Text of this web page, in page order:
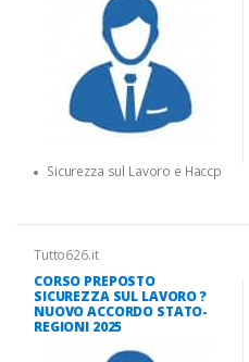
Sicurezza sul Lavoro e Haccp
Tutto626.it
CORSO PREPOSTO
SICUREZZA SUL LAVORO ?
NUOVO ACCORDO STATO-
REGIONI 2025